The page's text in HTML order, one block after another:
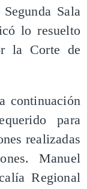
Sala
lo resuelto
la Corte de
continuación
para
realizadas
Manuel
Regional